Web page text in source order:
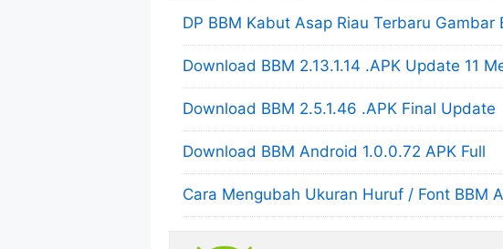
DP BBM Kabut Asap Riau Terbaru Gambar
Download BBM 2.13.1.14 .APK Update 11
Download BBM 2.5.1.46 .APK Final Update
Download BBM Android 1.0.0.72 APK Full
Cara Mengubah Ukuran Huruf / Font BBM